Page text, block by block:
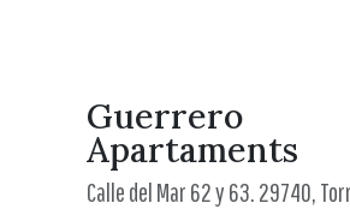
Mapa interactivo
Localities
Where to eat and
Gastronomía
RECURSOS
Vídeos promocionales
Guerrero
Apartaments
Calle del Mar 62 y 63. 29740,